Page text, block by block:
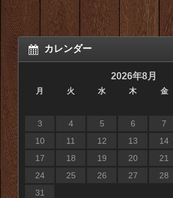
カレンダー
2026年8月
月 火 水 木 金
3
4 5 6 7
10
11 12 13 14
17
18 19 20 21
24
25 26 27 28
31